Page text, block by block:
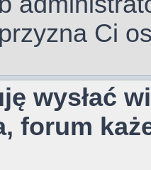
Ci
wysłać
forum